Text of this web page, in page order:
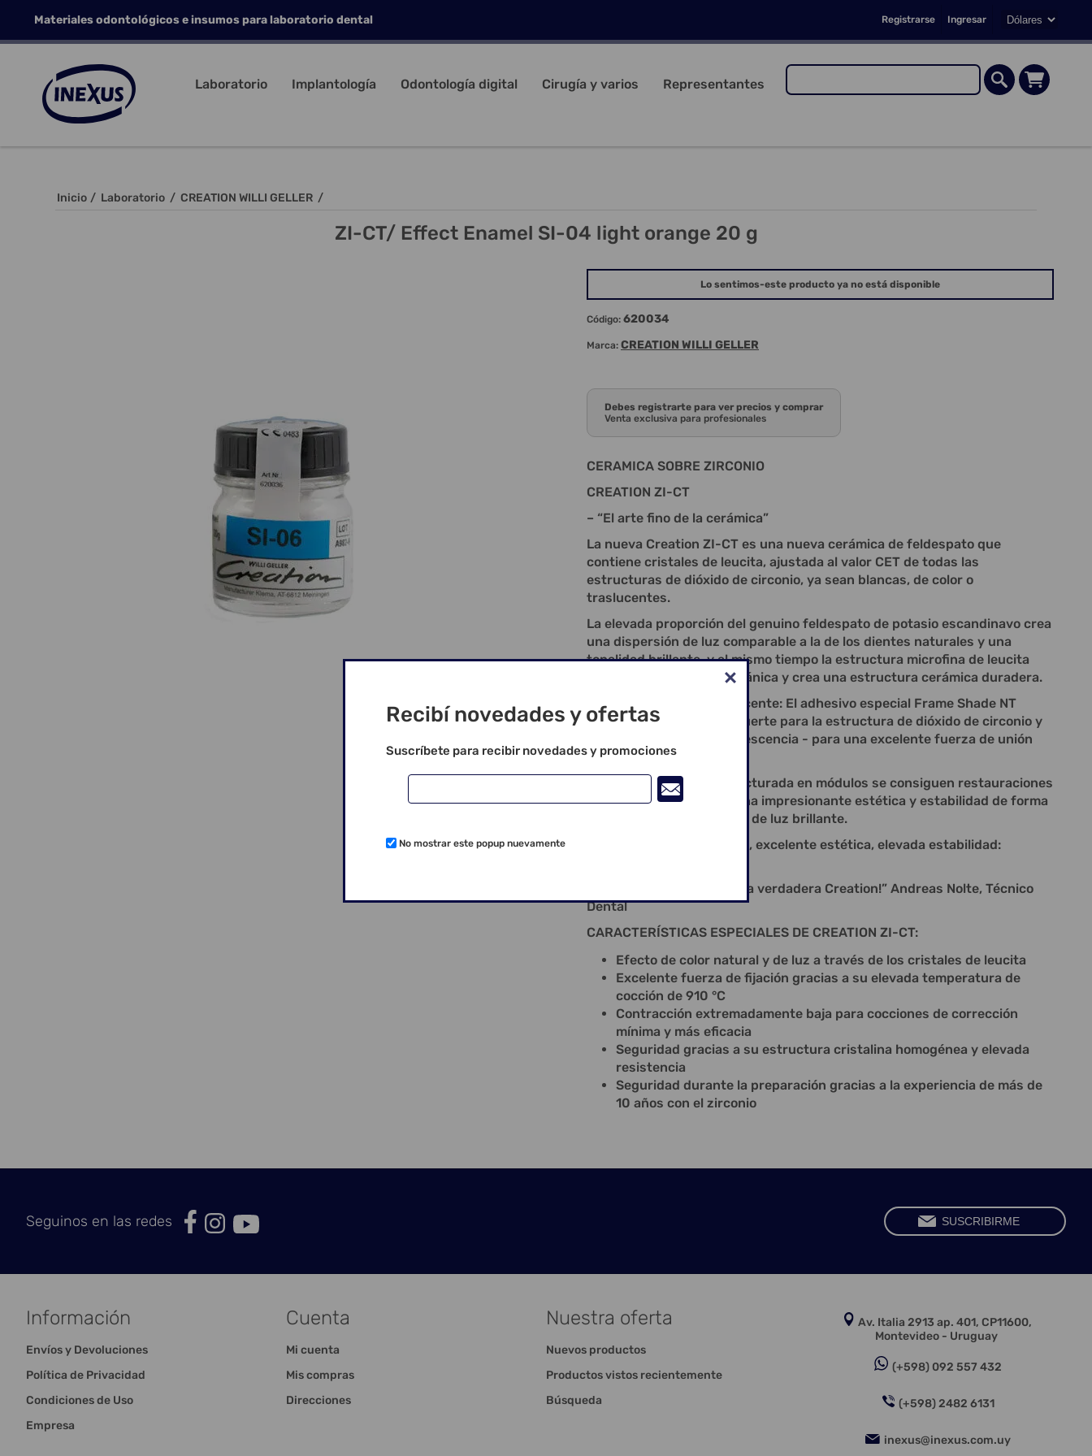
Registrarse Ingresar
Materiales odontológicos e insumos para laboratorio dental
Laboratorio Implantología Odontología digital Cirugía y varios Representantes
Inicio / Laboratorio / CREATION WILLI GELLER /
ZI-CT/ Effect Enamel SI-04 light orange 20 g
Lo sentimos-este producto ya no está disponible
Código: 620034
Marca: CREATION WILLI GELLER
Debes registrarte para ver precios y comprar
Venta exclusiva para profesionales
CERAMICA SOBRE ZIRCONIO
CREATION ZI-CT
– “El arte fino de la cerámica”
La nueva Creation ZI-CT es una nueva cerámica de feldespato que
contiene cristales de leucita, ajustada al valor CET de todas las
estructuras de dióxido de circonio, ya sean blancas, de color o
traslucentes.
La elevada proporción del genuino feldespato de potasio escandinavo crea
una dispersión de luz comparable a la de los dientes naturales y una
tonalidad brillante, y al mismo tiempo la estructura microfina de leucita
mejora la resistencia mecánica y crea una estructura cerámica duradera.
Fascinantemente fluorescente: El adhesivo especial Frame Shade NT
garantiza una adhesión fuerte para la estructura de dióxido de circonio y
aumenta con ello su fluorescencia - para una excelente fuerza de unión
sin tensiones.
Con Creation ZI-CT estructurada en módulos se consiguen restauraciones
en dióxido de titanio de una impresionante estética y estabilidad de forma
y una dinámica y reflexión de luz brillante.
Fusión a alta temperatura, excelente estética, elevada estabilidad:
“Discretamente bella - una verdadera Creation!” Andreas Nolte, Técnico
Dental
CARACTERÍSTICAS ESPECIALES DE CREATION ZI-CT:
Efecto de color natural y de luz a través de los cristales de leucita
Excelente fuerza de fijación gracias a su elevada temperatura de
cocción de 910 °C
Contracción extremadamente baja para cocciones de corrección
mínima y más eficacia
Seguridad gracias a su estructura cristalina homogénea y elevada
resistencia
Seguridad durante la preparación gracias a la experiencia de más de
10 años con el zirconio
Seguinos en las redes
Información
Envíos y Devoluciones
Política de Privacidad
Condiciones de Uso
Empresa
Cuenta
Mi cuenta
Mis compras
Direcciones
Nuestra oferta
Nuevos productos
Productos vistos recientemente
Búsqueda
Av. Italia 2913 ap. 401, CP11600,
Montevideo - Uruguay
(+598) 092 557 432
(+598) 2482 6131
inexus@inexus.com.uy
Recibí novedades y ofertas
Suscríbete para recibir novedades y promociones
No mostrar este popup nuevamente